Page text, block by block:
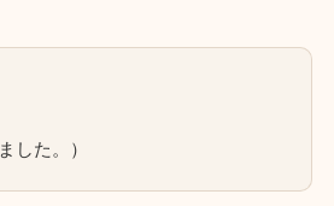
した。）